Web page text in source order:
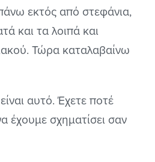
εκτός από στεφάνια,
και τα λοιπά και
Τώρα καταλαβαίνω
αυτό. Έχετε ποτέ
έχουμε σχηματίσει σαν